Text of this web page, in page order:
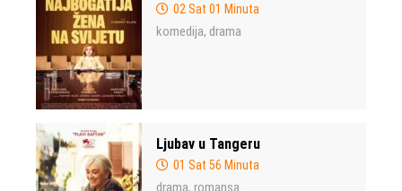
02 Sat 01 Minuta
komedija, drama
Ljubav u Tangeru
01 Sat 56 Minuta
drama, romansa